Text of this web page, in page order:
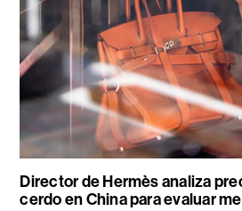
Director de Hermès analiza
cerdo en China para evaluar